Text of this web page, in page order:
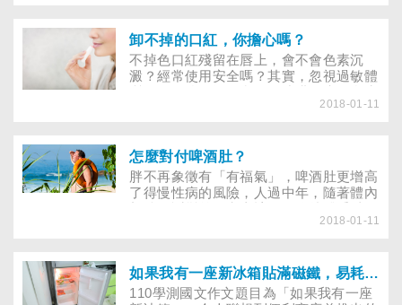
卸不掉的口紅，你擔心嗎？
不掉色口紅殘留在唇上，會不會色素沉
澱？經常使用安全嗎？其實，忽視過敏體
署檢驗合格的劣質口紅，才是讓唇部失去
幾條口紅，用來搭配不同的服裝和心情。
近年來新興的不掉色口紅，強調持久與不
易沾染，雖然話題性十足，但許多女性仍
會疑惑：究竟是什麼成分讓口紅可以不掉
色？這種成分安全嗎？會不會引起過敏？
2018-01-11
怎麼對付啤酒肚？
​胖不再象徵有「有福氣」，啤酒肚更增高
了得慢性病的風險，人過中年，隨著體內
健康？靠抽脂手術或針灸消脂，可以撫平
很吃力。」林太太對著先生重複說著。50
歲的林先生其實對自己一眠大一吋的肚
2018-01-11
如果我有一座新冰箱貼滿磁鐵，易耗電？
110學測國文作文題目為「如果我有一座